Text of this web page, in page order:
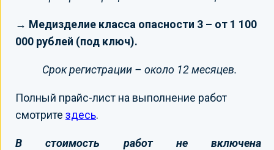
→ Медизделие класса опасности 3 – от 1 100
000 рублей (под ключ).
Срок регистрации – около 12 месяцев.
Полный прайс-лист на выполнение работ
смотрите здесь.
В стоимость работ не включена